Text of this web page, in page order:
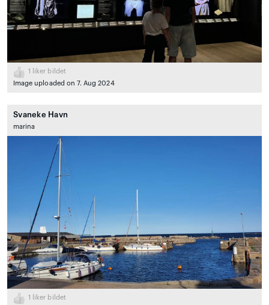
1
liker bildet
Image uploaded on 7. Aug 2024
Svaneke Havn
marina
1
liker bildet